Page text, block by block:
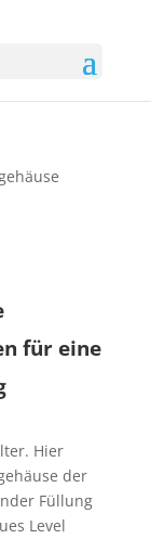
für eine
Hier
der
Füllung
Level